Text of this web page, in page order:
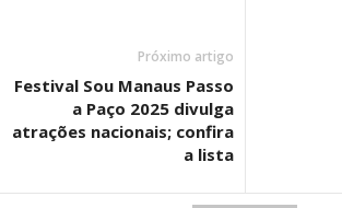
Próximo artigo
Festival Sou Manaus Passo
a Paço 2025 divulga
atrações nacionais; confira
a lista